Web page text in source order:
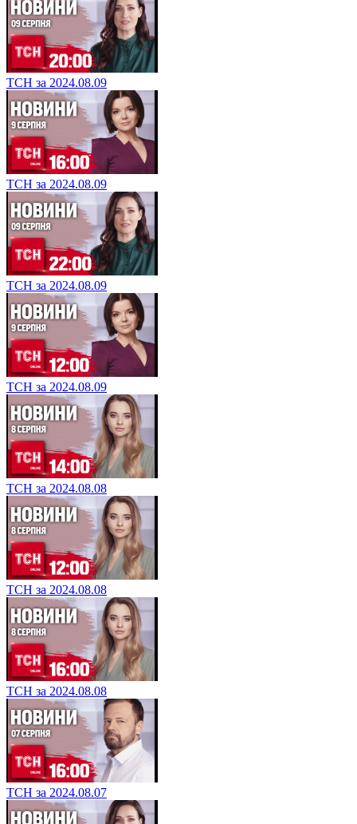
ТСН за 2024.08.09
ТСН за 2024.08.09
ТСН за 2024.08.09
ТСН за 2024.08.09
ТСН за 2024.08.08
ТСН за 2024.08.08
ТСН за 2024.08.08
ТСН за 2024.08.07